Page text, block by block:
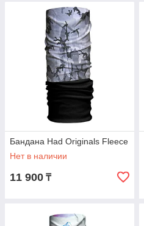
Бандана Had Originals Fleece
Нет в наличии
11 900 ₸